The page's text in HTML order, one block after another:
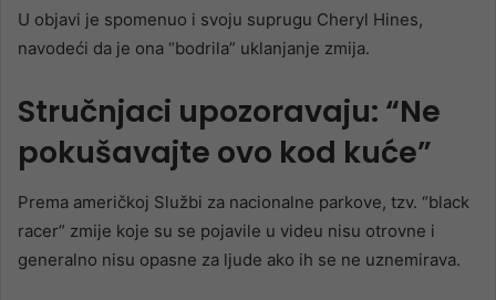
U objavi je spomenuo i svoju suprugu Cheryl Hines,
navodeći da je ona “bodrila” uklanjanje zmija.
Stručnjaci upozoravaju: “Ne
pokušavajte ovo kod kuće”
Prema američkoj Službi za nacionalne parkove, tzv. “black
racer” zmije koje su se pojavile u videu nisu otrovne i
generalno nisu opasne za ljude ako ih se ne uznemirava.